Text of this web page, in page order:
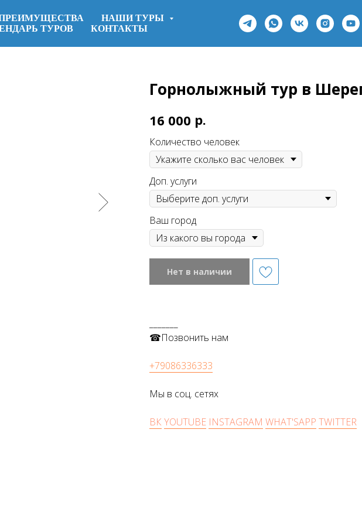
НАШИ ТУРЫ
ТУРОВ
КОНТАКТЫ
Горнолыжный тур в
16 000 р.
Количество человек
Доп. услуги
Ваш город
Нет в наличии
☎Позвонить нам
+79086336333
Мы в соц. сетях
ВКYOUTUBE INSTAGRAM WHAT'SAPP TWITTER